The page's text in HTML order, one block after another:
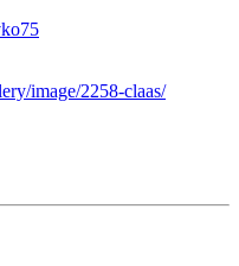
image/2258-claas/